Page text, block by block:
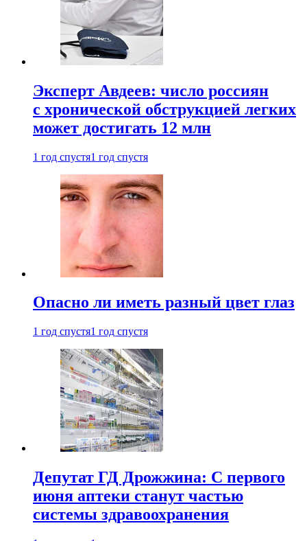
Эксперт Авдеев: число россиян
с хронической обструкцией легких
может достигать 12 млн
1 год спустя1 год спустя
Опасно ли иметь разный цвет глаз
1 год спустя1 год спустя
Депутат ГД Дрожжина: С первого
июня аптеки станут частью
системы здравоохранения